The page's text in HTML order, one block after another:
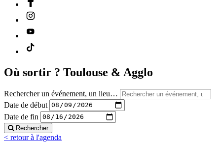
Où sortir ? Toulouse & Agglo
Rechercher un événement, un lieu…
Date de début
Date de fin
Rechercher
< retour à l'agenda